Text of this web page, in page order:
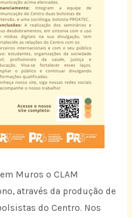
Muros o CLAM
através da produção de
do Centro. Nos